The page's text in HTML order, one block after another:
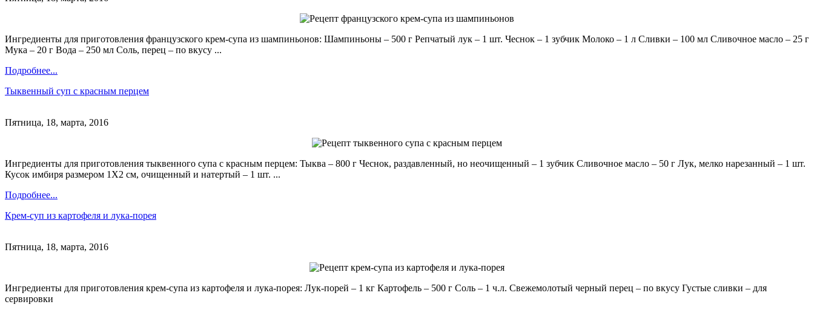
Ингредиенты для приготовления французского крем-супа из шампиньонов: Шампиньоны – 500 г Репчатый лук – 1 шт. Чеснок – 1 зубчик Молоко – 1 л Сливки – 100 мл Сливочное масло – 25 г
Мука – 20 г Вода – 250 мл Соль, перец – по вкусу ...
Подробнее...
Тыквенный суп с красным перцем
Пятница, 18, марта, 2016
Ингредиенты для приготовления тыквенного супа с красным перцем: Тыква – 800 г Чеснок, раздавленный, но неочищенный – 1 зубчик Сливочное масло – 50 г Лук, мелко нарезанный – 1 шт.
Кусок имбиря размером 1Х2 см, очищенный и натертый – 1 шт. ...
Подробнее...
Крем-суп из картофеля и лука-порея
Пятница, 18, марта, 2016
Ингредиенты для приготовления крем-супа из картофеля и лука-порея: Лук-порей – 1 кг Картофель – 500 г Соль – 1 ч.л. Свежемолотый черный перец – по вкусу Густые сливки – для
сервировки